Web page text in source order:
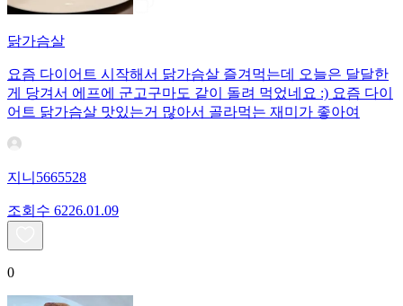
닭가슴살
요즘 다이어트 시작해서 닭가슴살 즐겨먹는데 오늘은 달달한
게 당겨서 에프에 군고구마도 같이 돌려 먹었네요 :) 요즘 다이
어트 닭가슴살 맛있는거 많아서 골라먹는 재미가 좋아여
지니5665528
조회수 6226.01.09
0